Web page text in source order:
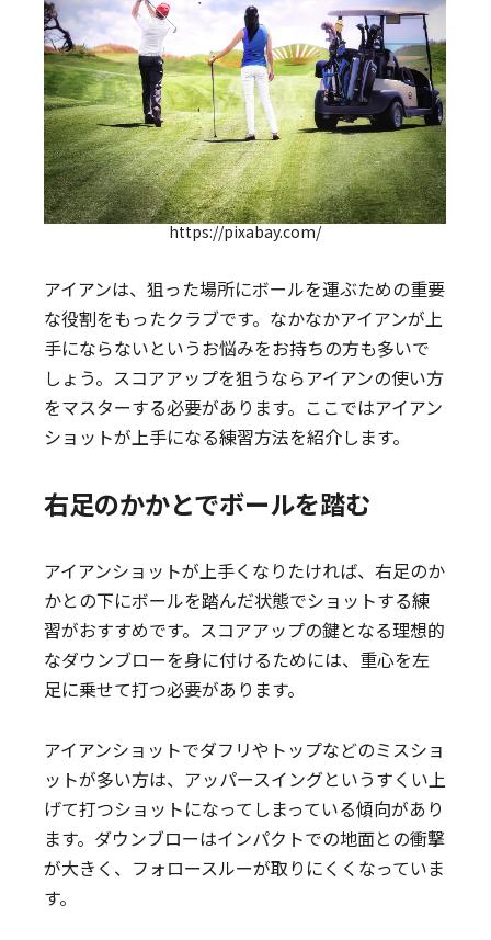
https://pixabay.com/
アイアンは、狙った場所にボールを運ぶための重要
な役割をもったクラブです。なかなかアイアンが上
手にならないというお悩みをお持ちの方も多いで
しょう。スコアアップを狙うならアイアンの使い方
をマスターする必要があります。ここではアイアン
ショットが上手になる練習方法を紹介します。
右足のかかとでボールを踏む
アイアンショットが上手くなりたければ、右足のか
かとの下にボールを踏んだ状態でショットする練
習がおすすめです。スコアアップの鍵となる理想的
なダウンブローを身に付けるためには、重心を左
足に乗せて打つ必要があります。
アイアンショットでダフリやトップなどのミスショ
ットが多い方は、アッパースイングというすくい上
げて打つショットになってしまっている傾向があり
ます。ダウンブローはインパクトでの地面との衝撃
が大きく、フォロースルーが取りにくくなっていま
す。